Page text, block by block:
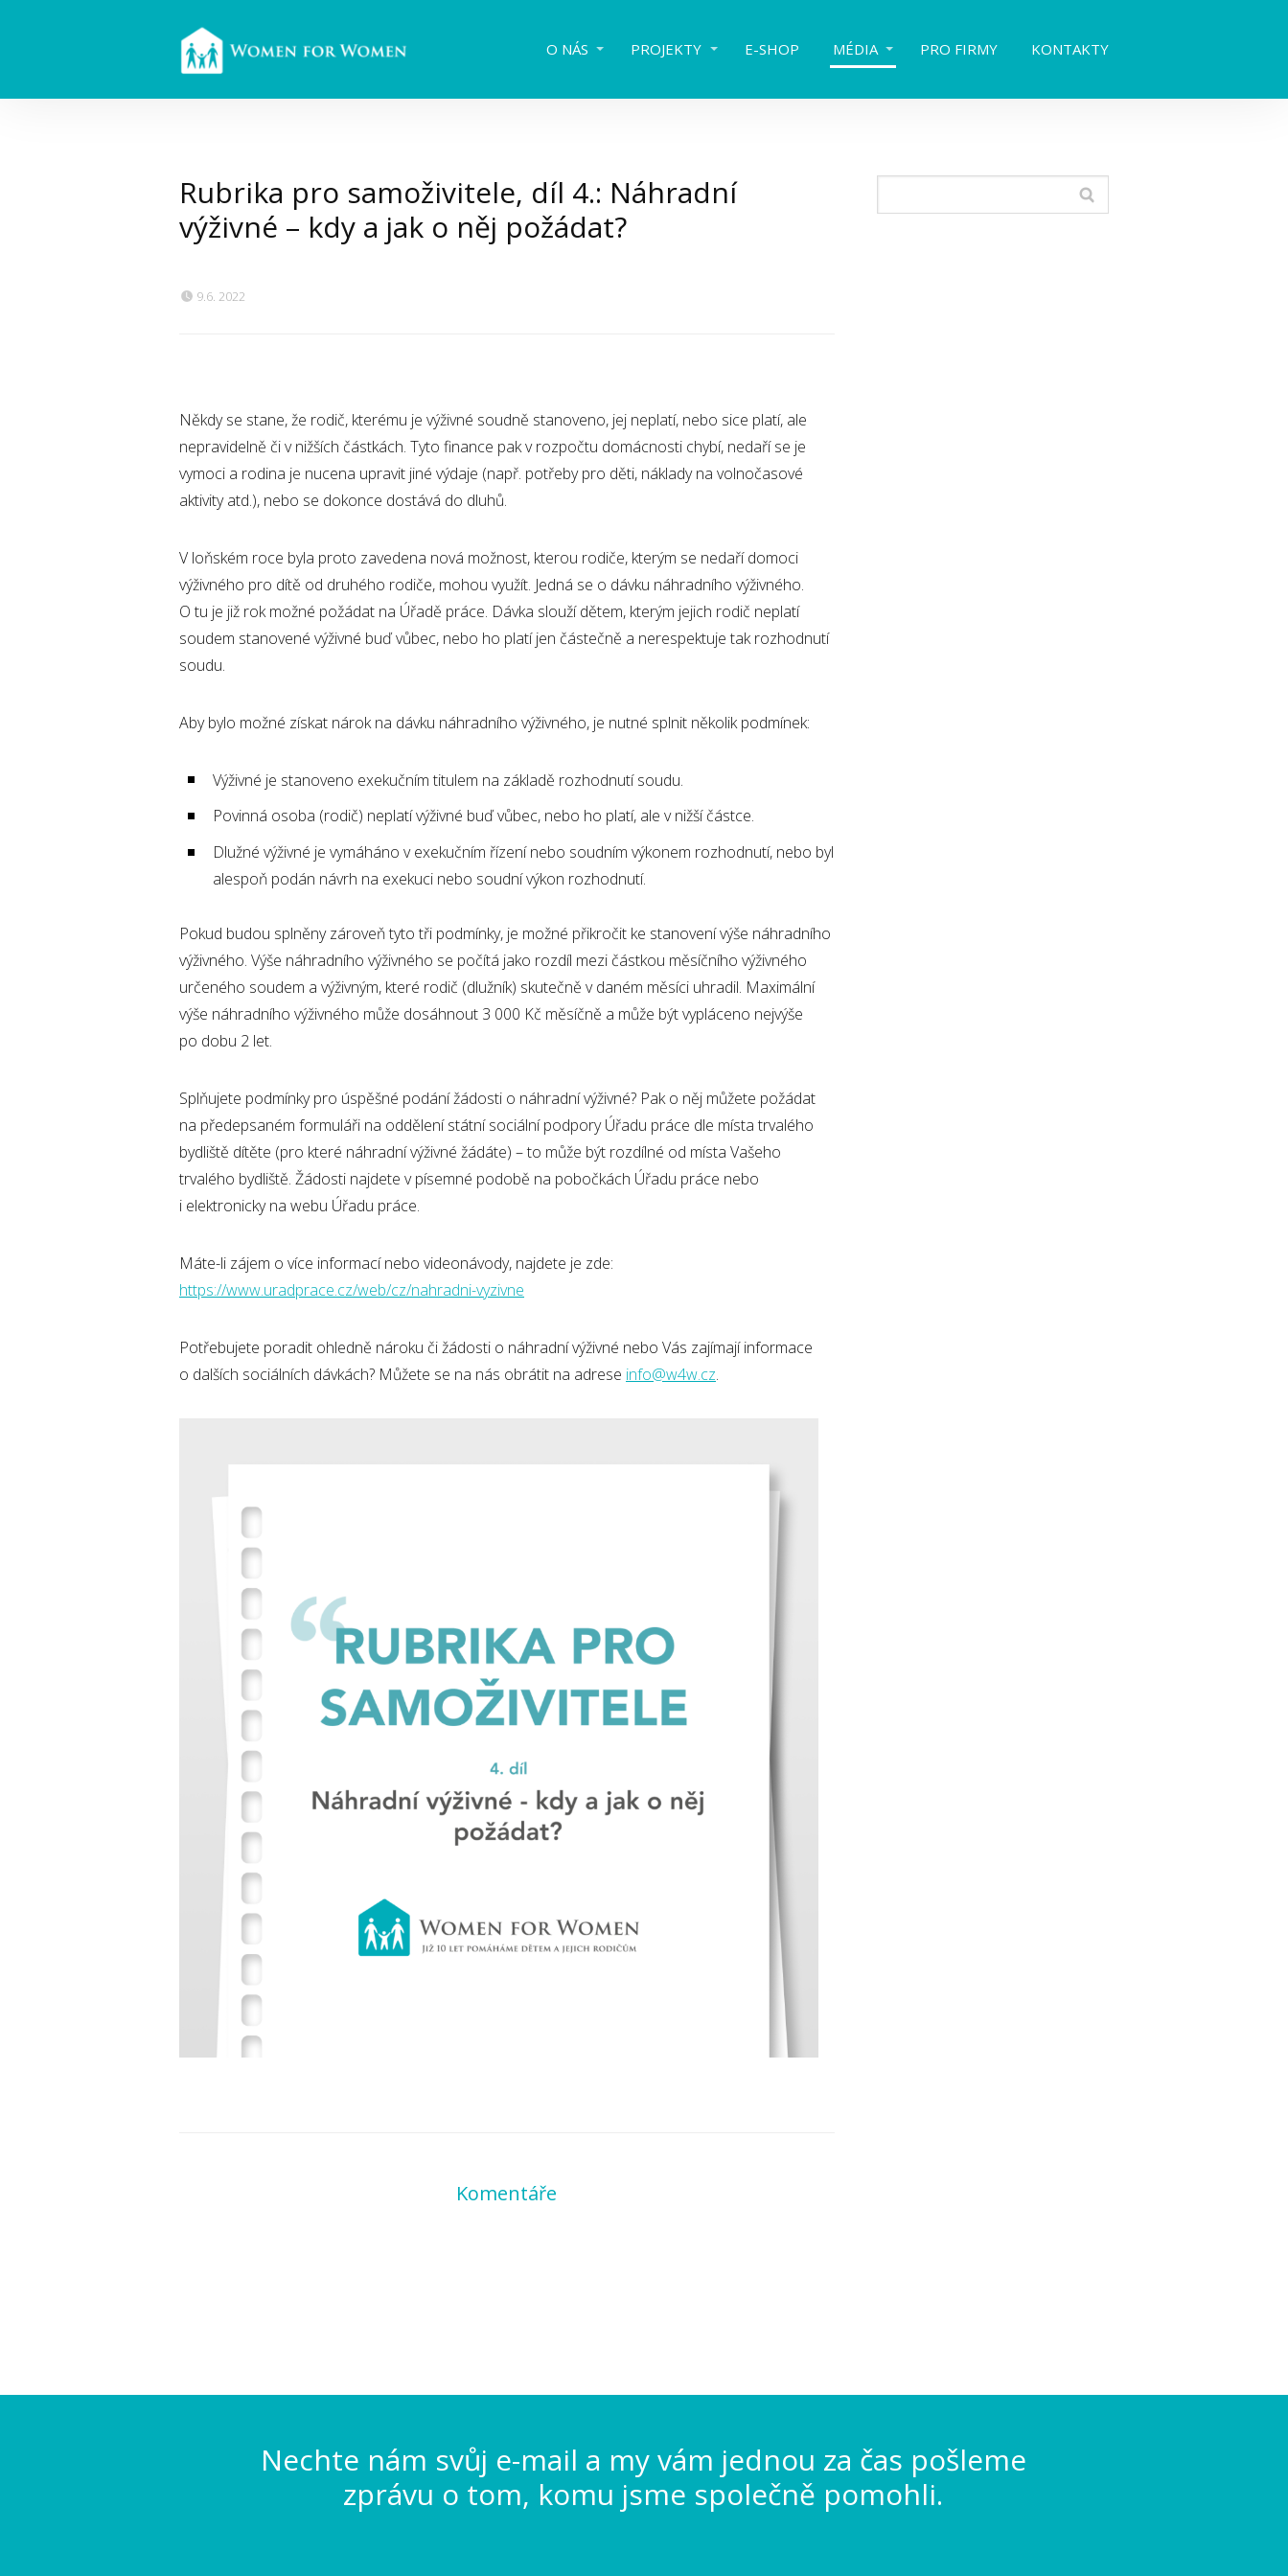
O NÁS PROJEKTY E-SHOP MÉDIA PRO FIRMY KONTAKTY
Rubrika pro samoživitele, díl 4.: Náhradní
výživné – kdy a jak o něj požádat?
9.6. 2022
Někdy se stane, že rodič, kterému je výživné soudně stanoveno, jej neplatí, nebo sice platí, ale
nepravidelně či v nižších částkách. Tyto finance pak v rozpočtu domácnosti chybí, nedaří se je
vymoci a rodina je nucena upravit jiné výdaje (např. potřeby pro děti, náklady na volnočasové
aktivity atd.), nebo se dokonce dostává do dluhů.
V loňském roce byla proto zavedena nová možnost, kterou rodiče, kterým se nedaří domoci
výživného pro dítě od druhého rodiče, mohou využít. Jedná se o dávku náhradního výživného.
O tu je již rok možné požádat na Úřadě práce. Dávka slouží dětem, kterým jejich rodič neplatí
soudem stanovené výživné buď vůbec, nebo ho platí jen částečně a nerespektuje tak rozhodnutí
soudu.
Aby bylo možné získat nárok na dávku náhradního výživného, je nutné splnit několik podmínek:
Výživné je stanoveno exekučním titulem na základě rozhodnutí soudu.
Povinná osoba (rodič) neplatí výživné buď vůbec, nebo ho platí, ale v nižší částce.
Dlužné výživné je vymáháno v exekučním řízení nebo soudním výkonem rozhodnutí, nebo byl
alespoň podán návrh na exekuci nebo soudní výkon rozhodnutí.
Pokud budou splněny zároveň tyto tři podmínky, je možné přikročit ke stanovení výše náhradního
výživného. Výše náhradního výživného se počítá jako rozdíl mezi částkou měsíčního výživného
určeného soudem a výživným, které rodič (dlužník) skutečně v daném měsíci uhradil. Maximální
výše náhradního výživného může dosáhnout 3 000 Kč měsíčně a může být vypláceno nejvýše
po dobu 2 let.
Splňujete podmínky pro úspěšné podání žádosti o náhradní výživné? Pak o něj můžete požádat
na předepsaném formuláři na oddělení státní sociální podpory Úřadu práce dle místa trvalého
bydliště dítěte (pro které náhradní výživné žádáte) – to může být rozdílné od místa Vašeho
trvalého bydliště. Žádosti najdete v písemné podobě na pobočkách Úřadu práce nebo
i elektronicky na webu Úřadu práce.
Máte-li zájem o více informací nebo videonávody, najdete je zde:
https://www.uradprace.cz/web/cz/nahradni-vyzivne
Potřebujete poradit ohledně nároku či žádosti o náhradní výživné nebo Vás zajímají informace
o dalších sociálních dávkách? Můžete se na nás obrátit na adrese info@w4w.cz.
Komentáře
Nechte nám svůj e-mail a my vám jednou za čas pošleme
zprávu o tom, komu jsme společně pomohli.